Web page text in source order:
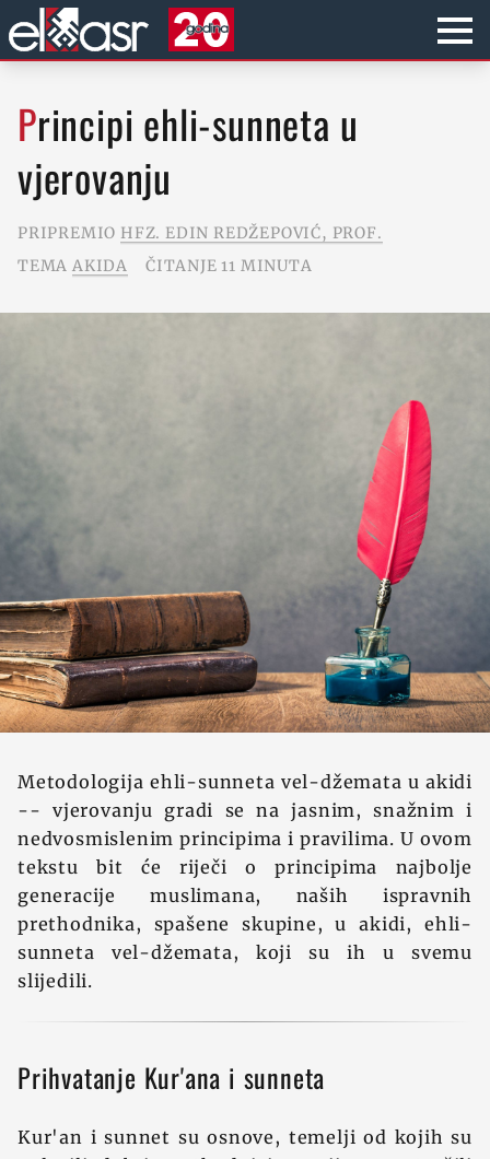
Principi ehli-sunneta u
vjerovanju
PRIPREMIO HFZ. EDIN REDŽEPOVIĆ, PROF.
TEMA AKIDA ČITANJE 11 MINUTA
Metodologija ehli-sunneta vel-džemata u akidi
-- vjerovanju gradi se na jasnim, snažnim i
nedvosmislenim principima i pravilima. U ovom
tekstu bit će riječi o principima najbolje
generacije muslimana, naših ispravnih
prethodnika, spašene skupine, u akidi, ehli-
sunneta vel-džemata, koji su ih u svemu
slijedili.
Prihvatanje Kur'ana i sunneta
Kur'an i sunnet su osnove, temelji od kojih su